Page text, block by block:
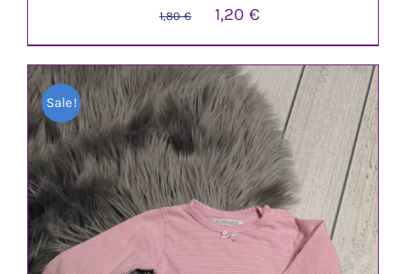
IN DEN WARENKORB / DETAILS
1,80€
Ursprünglicher
Preis
war:
1,80 €
1,20€
Preis
1,20 €.
Sale!